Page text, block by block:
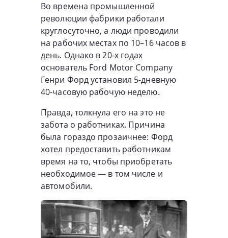
Во времена промышленной
революции фабрики работали
круглосуточно, а люди проводили
на рабочих местах по 10–16 часов в
день. Однако в 20-х годах
основатель Ford Motor Company
Генри Форд установил 5-дневную
40-часовую рабочую неделю.
Правда, толкнула его на это не
забота о работниках. Причина
была гораздо прозаичнее: Форд
хотел предоставить работникам
время на то, чтобы приобретать
необходимое — в том числе и
автомобили.